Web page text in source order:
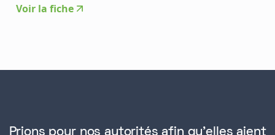
Voir la fiche
Prions pour nos autorités afin qu'elles aient